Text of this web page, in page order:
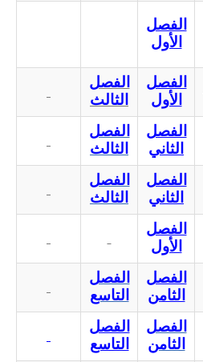
الفصل
الأول
الفصل
الثالث
الفصل
الأول
الفصل
الثالث
الفصل
الثاني
الفصل
الثالث
الفصل
الثاني
الفصل
الأول
الفصل
التاسع
الفصل
الثامن
الفصل
التاسع
الفصل
الثامن